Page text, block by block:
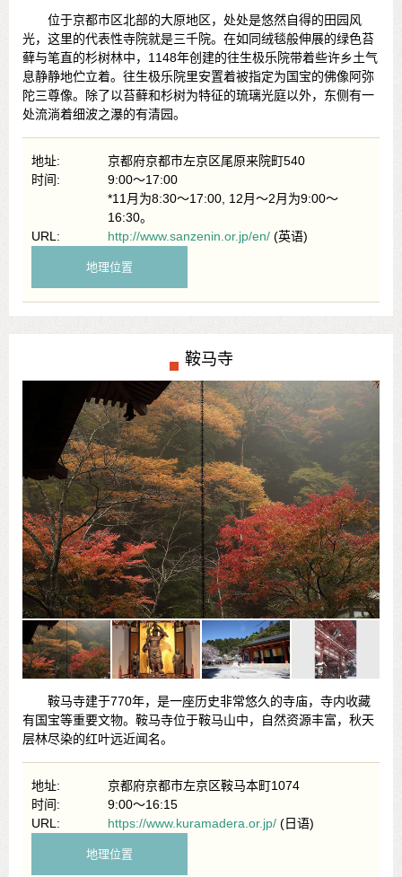
位于京都市区北部的大原地区，处处是悠然自得的田园风
光，这里的代表性寺院就是三千院。在如同绒毯般伸展的绿色苔
藓与笔直的杉树林中，1148年创建的往生极乐院带着些许乡土气
息静静地伫立着。往生极乐院里安置着被指定为国宝的佛像阿弥
陀三尊像。除了以苔藓和杉树为特征的琉璃光庭以外，东侧有一
处流淌着细波之瀑的有清园。
地址:
京都府京都市左京区尾原来院町540
时间:
9:00～17:00
*11月为8:30～17:00, 12月～2月为9:00～
16:30。
URL:
http://www.sanzenin.or.jp/en/ (英语)
地理位置
鞍马寺
鞍马寺建于770年，是一座历史非常悠久的寺庙，寺内收藏
有国宝等重要文物。鞍马寺位于鞍马山中，自然资源丰富，秋天
层林尽染的红叶远近闻名。
地址:
京都府京都市左京区鞍马本町1074
时间:
9:00～16:15
URL:
https://www.kuramadera.or.jp/ (日语)
地理位置